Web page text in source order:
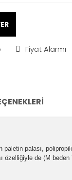
Fiyat Alarmı
palası,
de (M beden